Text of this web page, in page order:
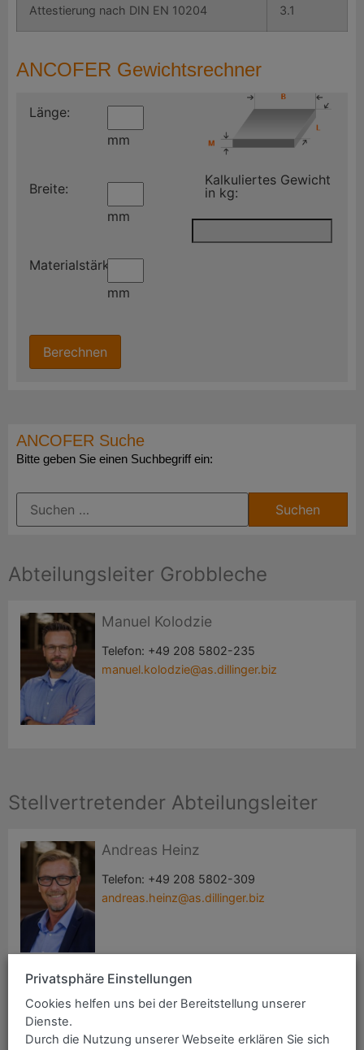
ANCOFER Suche
Bitte geben Sie einen Suchbegriff ein:
Abteilungsleiter Grobbleche
Manuel Kolodzie
Telefon: +49 208 5802-235
manuel.kolodzie@as.dillinger.biz
Stellvertretender Abteilungsleiter
Andreas Heinz
Telefon: +49 208 5802-309
andreas.heinz@as.dillinger.biz
Vertrieb Innendienst Mülheim
Attestierung nach DIN EN 10204 3.1
ANCOFER Gewichtsrechner
Länge:
mm
Breite:
mm
Materialstärke:
mm
Kalkuliertes Gewicht
in kg:
Privatsphäre Einstellungen
Cookies helfen uns bei der Bereitstellung unserer
Dienste.
Durch die Nutzung unserer Webseite erklären Sie sich